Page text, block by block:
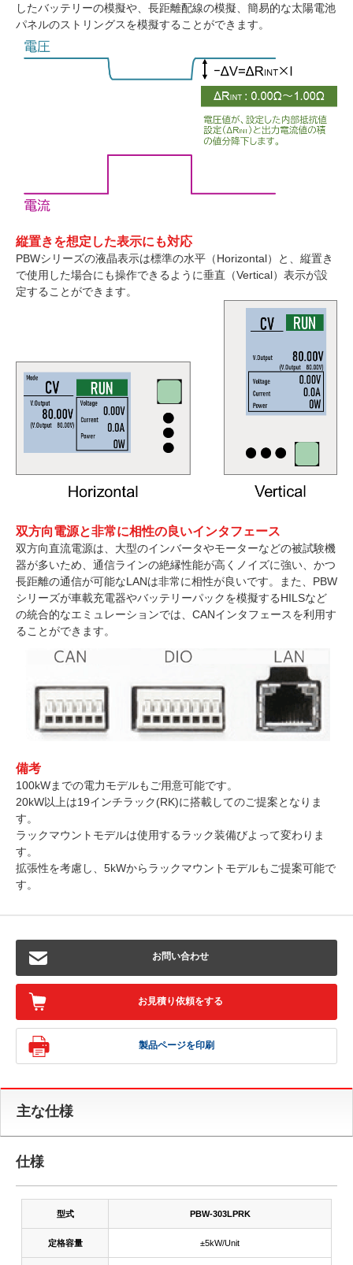
したバッテリーの模擬や、長距離配線の模擬、簡易的な太陽電池
パネルのストリングスを模擬することができます。
縦置きを想定した表示にも対応
PBWシリーズの液晶表示は標準の水平（Horizontal）と、縦置き
で使用した場合にも操作できるように垂直（Vertical）表示が設
定することができます。
双方向電源と非常に相性の良いインタフェース
双方向直流電源は、大型のインバータやモーターなどの被試験機
器が多いため、通信ラインの絶縁性能が高くノイズに強い、かつ
長距離の通信が可能なLANは非常に相性が良いです。また、PBW
シリーズが車載充電器やバッテリーパックを模擬するHILSなど
の統合的なエミュレーションでは、CANインタフェースを利用す
ることができます。
備考
100kWまでの電力モデルもご用意可能です。
20kW以上は19インチラック(RK)に搭載してのご提案となりま
す。
ラックマウントモデルは使用するラック装備びよって変わりま
す。
拡張性を考慮し、5kWからラックマウントモデルもご提案可能で
す。
お問い合わせ
お見積り依頼をする
製品ページを印刷
主な仕様
仕様
型式 PBW-303LPRK
定格容量 ±5kW/Unit